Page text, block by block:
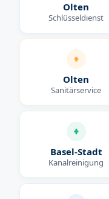
Olten
Schlüsseldienst
Olten
Sanitärservice
Basel-Stadt
Kanalreinigung